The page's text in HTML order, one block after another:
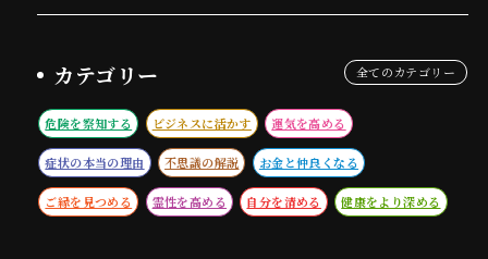
カテゴリー 全てのカテゴリー
危険を察知する ビジネスに活かす 運気を高める
症状の本当の理由 不思議の解説 お金と仲良くなる
ご縁を見つめる 霊性を高める 自分を清める 健康をより深める